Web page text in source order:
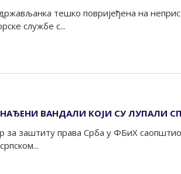
тешко повријеђена на
службе с...
ВАНДАЛИ КОЈИ СУ ЛУПАЛИ
заштиту права Срба у ФБиХ саопштио